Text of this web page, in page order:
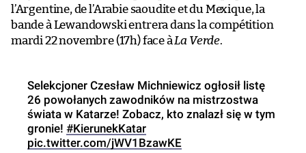
l’Argentine, de l’Arabie saoudite et du Mexique, la
bande à Lewandowski entrera dans la compétition
mardi 22 novembre (17h) face à La Verde.
Selekcjoner Czesław Michniewicz ogłosił listę
26 powołanych zawodników na mistrzostwa
świata w Katarze! Zobacz, kto znalazł się w tym
gronie! #KierunekKatar
pic.twitter.com/jWV1BzawKE